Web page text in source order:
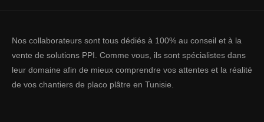
Nos collaborateurs sont tous dédiés à 100% au conseil et à la
vente de solutions PPI. Comme vous, ils sont spécialistes dans
leur domaine afin de mieux comprendre vos attentes et la réalité
de vos chantiers de placo plâtre en Tunisie.